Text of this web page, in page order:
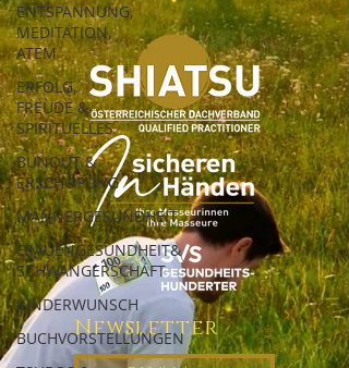
ENTSPANNUNG,
MEDITATION,
ATEM
ERFOLG,
FREUDE &
SPIRITUELLES
BUNOUT &
ERSCHÖPUNG
MÄNNERGESUNDHEIT
FRAUENGESUNDHEIT&
SCHWANGERSCHAFT
KINDERWUNSCH
BUCHVORSTELLUNGEN
Newsletter